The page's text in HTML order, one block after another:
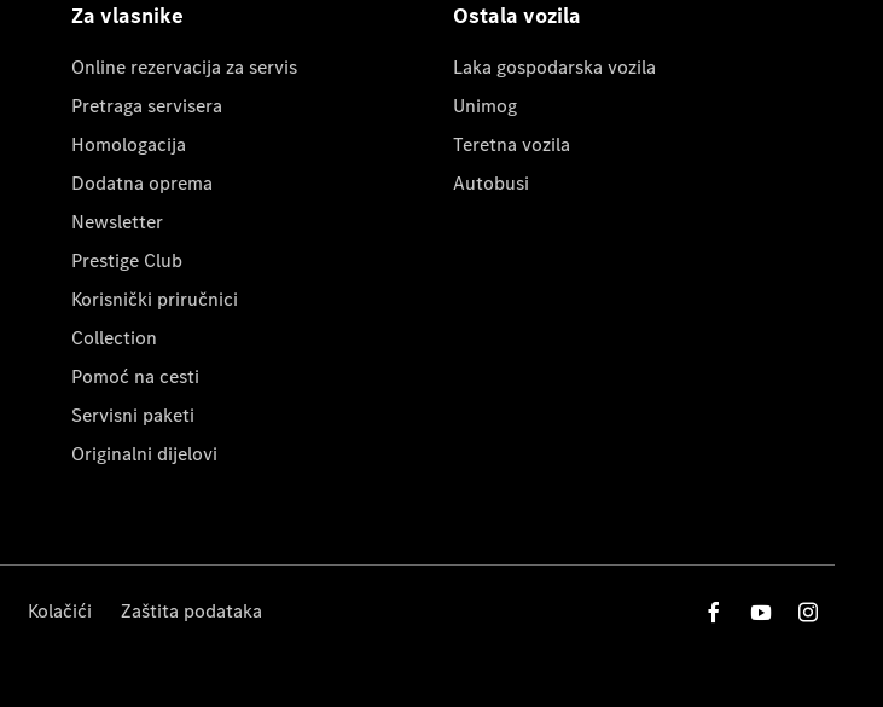
Za vlasnike
Online rezervacija za servis
Pretraga servisera
Homologacija
Dodatna oprema
Newsletter
Prestige Club
Korisnički priručnici
Collection
Pomoć na cesti
Servisni paketi
Originalni dijelovi
Ostala vozila
Laka gospodarska vozila
Unimog
Teretna vozila
Autobusi
Kolačići Zaštita podataka